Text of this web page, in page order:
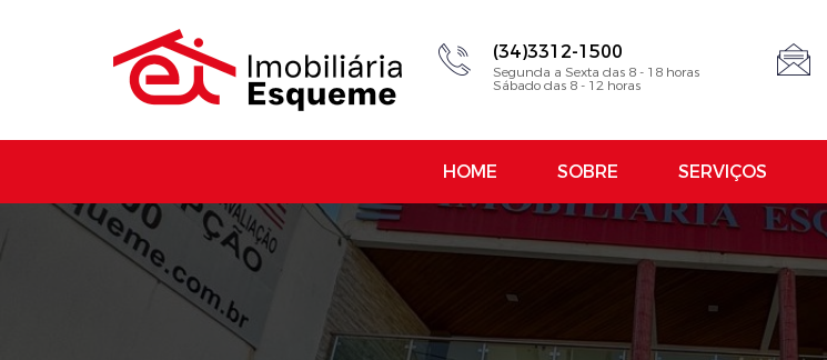
(34)3312-1500
Segunda a Sexta das 8 - 18 horas
Sábado das 8 - 12 horas
HOME SOBRE SERVIÇOS